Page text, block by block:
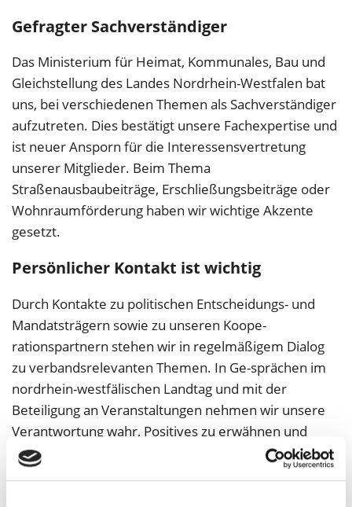
Gefragter Sachverständiger
Das Ministerium für Heimat, Kommunales, Bau und
Gleichstellung des Landes Nordrhein-Westfalen bat
uns, bei verschiedenen Themen als Sachverständiger
aufzutreten. Dies bestätigt unsere Fachexpertise und
ist neuer Ansporn für die Interessensvertretung
unserer Mitglieder. Beim Thema
Straßenausbaubeiträge, Erschließungsbeiträge oder
Wohnraumförderung haben wir wichtige Akzente
gesetzt.
Persönlicher Kontakt ist wichtig
Durch Kontakte zu politischen Entscheidungs- und
Mandatsträgern sowie zu unseren Koope-
rationspartnern stehen wir in regelmäßigem Dialog
zu verbandsrelevanten Themen. In Ge-sprächen im
nordrhein-westfälischen Landtag und mit der
Beteiligung an Veranstaltungen nehmen wir unsere
Verantwortung wahr, Positives zu erwähnen und
Nachteiliges kritisch zu hinterfragen.